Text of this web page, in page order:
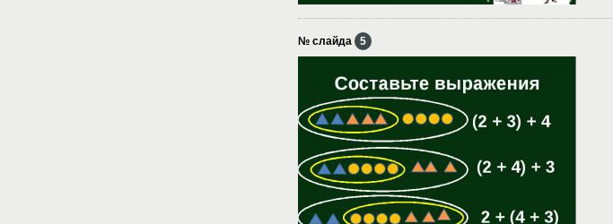
№ слайда 5